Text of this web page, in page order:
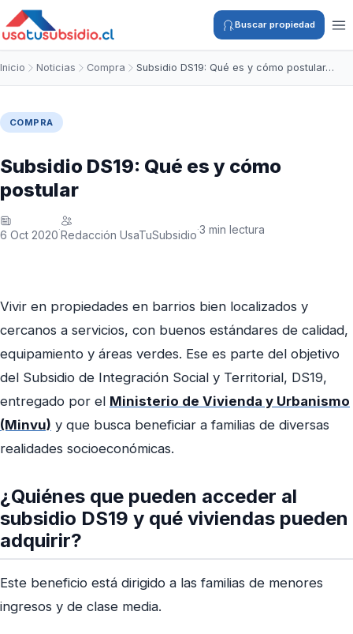
Buscar propiedad
Inicio Noticias Compra Subsidio DS19: Qué es y cómo postular…
COMPRA
Subsidio DS19: Qué es y cómo
postular
6 Oct 2020·Redacción UsaTuSubsidio·3 min lectura
Vivir en propiedades en barrios bien localizados y
cercanos a servicios, con buenos estándares de calidad,
equipamiento y áreas verdes. Ese es parte del objetivo
del Subsidio de Integración Social y Territorial, DS19,
entregado por el Ministerio de Vivienda y Urbanismo
(Minvu) y que busca beneficiar a familias de diversas
realidades socioeconómicas.
¿Quiénes que pueden acceder al
subsidio DS19 y qué viviendas pueden
adquirir?
Este beneficio está dirigido a las familias de menores
ingresos y de clase media.